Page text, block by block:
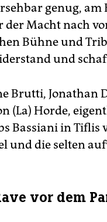
genug, am
Macht nach
Bühne und
und
Brutti, Jonathan
(La) Horde,
Bassiani in Tiflis
und die selten
vor dem